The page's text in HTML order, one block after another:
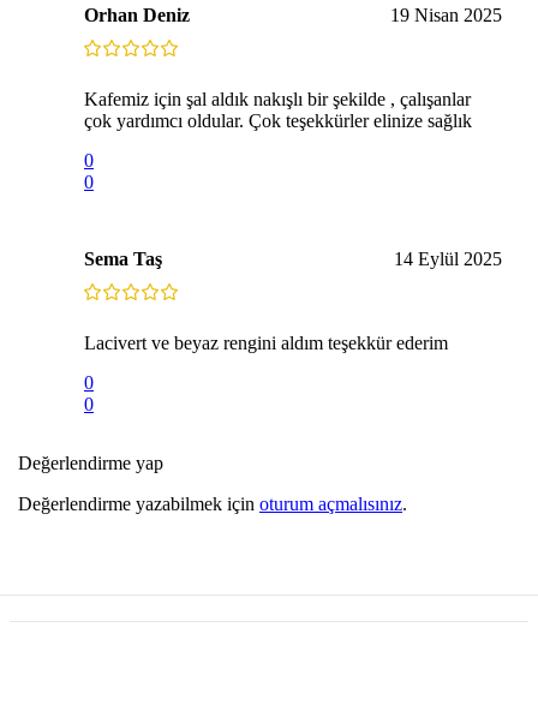
Orhan Deniz 19 Nisan 2025
Kafemiz için şal aldık nakışlı bir şekilde , çalışanlar
çok yardımcı oldular. Çok teşekkürler elinize sağlık
0
0
Sema Taş 14 Eylül 2025
Lacivert ve beyaz rengini aldım teşekkür ederim
0
0
Değerlendirme yap
Değerlendirme yazabilmek için oturum açmalısınız.